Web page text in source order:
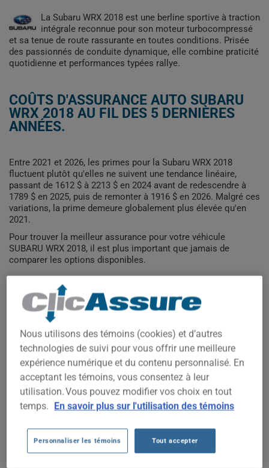
La Subaru WRX 2018 est une berline sportive à traction
intégrale reconnue pour son moteur turbocompressé
et sa tenue de route rassurante en toutes conditions. Prisée
des passionnés de conduite dynamique, elle combine praticité
quotidienne et performances typées rallye.
COÛTS D'ASSURANCE AUTO SUBARU
WRX 2018 AU FIL DES 5 DERNIÈRES
ANNÉES.
Entre 2021 et 2026, les primes pour la Subaru WRX 2018
fluctuent plutôt qu'elles ne suivent une tendance linéaire,
passant de 1612 $ à 2213 $ en 2024 avant de redescendre à
1789 $ en 2025, puis de remonter à 1916 $ en 2026. Malgré ces
variations, la prime demeure globalement plus élevée qu'en
2021.
Pour trouver la meilleur assurance pour votre véhicule
SUBARU WRX 2018, il est plus important que jamais de
comparer les options disponibles.
1 600$
1 800$
2 000$
2 200$
Nous utilisons des témoins (cookies) et d’autres
technologies de suivi pour vous offrir une meilleure
expérience numérique et du contenu personnalisé. En
acceptant les témoins, vous consentez à leur
utilisation. Vous pouvez modifier vos choix en tout
temps. En savoir plus sur l'utilisation des témoins
Personnaliser les témoins Tout accepter